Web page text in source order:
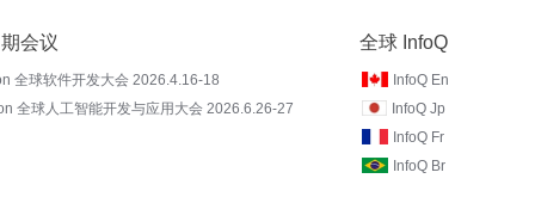
会议
全球软件开发大会 2026.4.16-18
全球人工智能开发与应用大会 2026.6.26-27
全球 InfoQ
InfoQ En
InfoQ Jp
InfoQ Fr
InfoQ Br